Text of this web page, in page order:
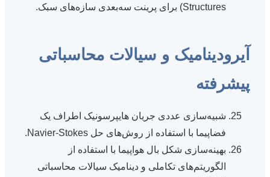
Structures) برای پرینت سه‌بعدی سازه‌های سبک.
آیرودینامیک و سیالات محاسباتی
پیشرفته
شبیه‌سازی عددی جریان هایپرسونیک اطراف یک
فضاپیما با استفاده از روش‌های حل Navier-Stokes.
بهینه‌سازی شکل بال هواپیما با استفاده از
الگوریتم‌های تکاملی و دینامیک سیالات محاسباتی